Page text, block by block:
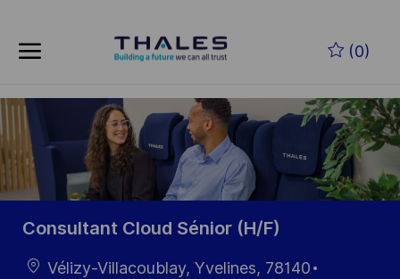
(0)
-
Consultant Cloud Sénior (H/F)
localisation
Vélizy-Villacoublay, Yvelines, 78140